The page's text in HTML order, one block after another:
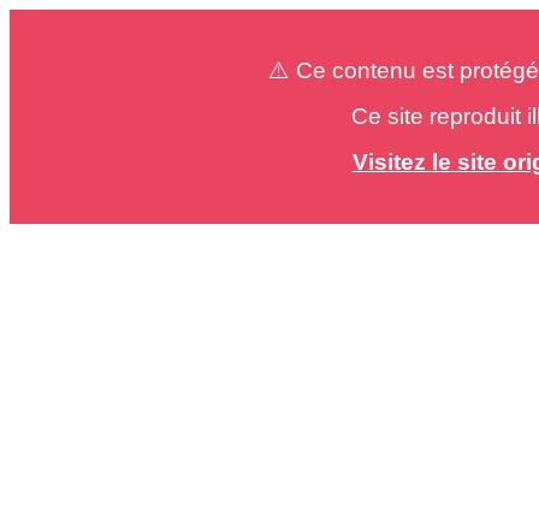
⚠️ Ce contenu est
Ce site reproduit
Visitez le site